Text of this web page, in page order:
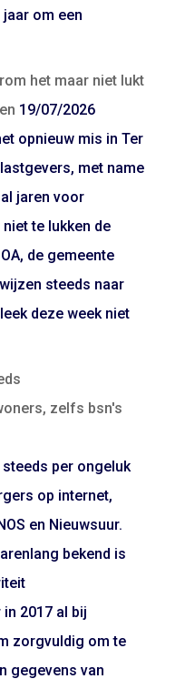
om een
het maar niet lukt
19/07/2026
opnieuw mis in Ter
met name
jaren voor
te lukken de
de gemeente
steeds naar
deze week niet
zelfs bsn's
per ongeluk
op internet,
en Nieuwsuur.
bekend is
2017 al bij
zorgvuldig om te
gegevens van